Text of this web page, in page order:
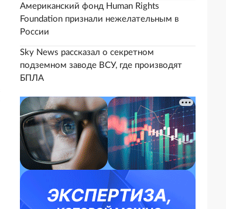
Американский фонд Human Rights
Foundation признали нежелательным в
России
Sky News рассказал о секретном
подземном заводе ВСУ, где производят
БПЛА